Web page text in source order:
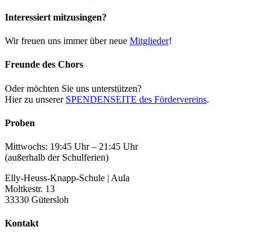
Interessiert mitzusingen?
Wir freuen uns immer über neue Mitglieder!
Freunde des Chors
Oder möchten Sie uns unterstützen?
Hier zu unserer SPENDENSEITE des Fördervereins.
Proben
Mittwochs: 19:45 Uhr – 21:45 Uhr
(außerhalb der Schulferien)
Elly-Heuss-Knapp-Schule | Aula
Moltkestr. 13
33330 Gütersloh
Kontakt